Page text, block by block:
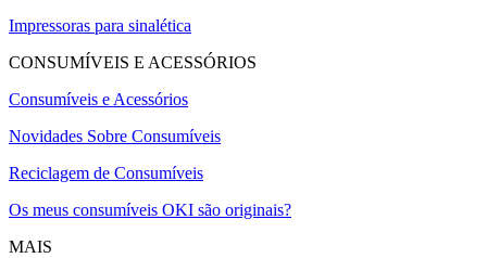
Impressoras para sinalética
CONSUMÍVEIS E ACESSÓRIOS
Consumíveis e Acessórios
Novidades Sobre Consumíveis
Reciclagem de Consumíveis
Os meus consumíveis OKI são originais?
MAIS